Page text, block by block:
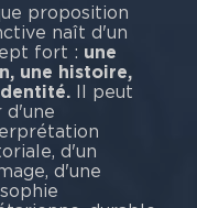
proposition
naît d'un
fort : une
une histoire,
Il peut
d'une
d'un
d'une